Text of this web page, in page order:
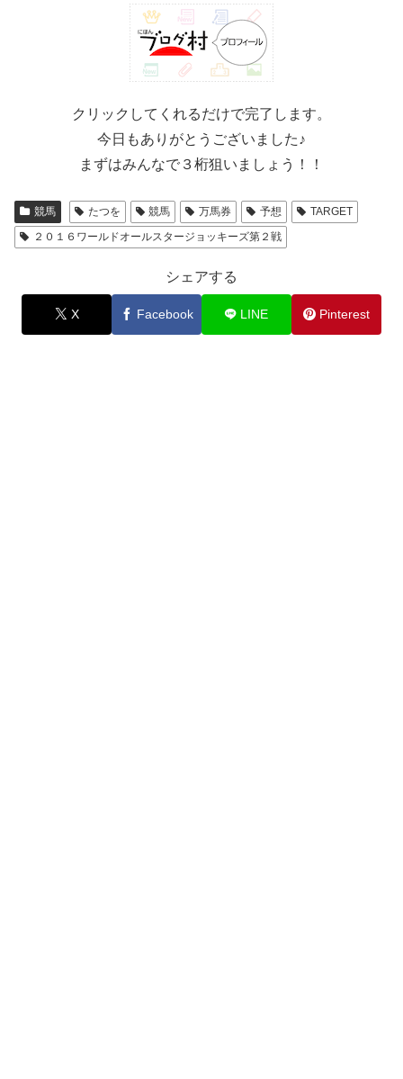
クリックしてくれるだけで完了します。
今日もありがとうございました♪
まずはみんなで３桁狙いましょう！！
競馬 たつを 競馬 万馬券 予想
TARGET
２０１６ワールドオールスタージョッキーズ第２戦
シェアする
X Facebook LINE Pinterest